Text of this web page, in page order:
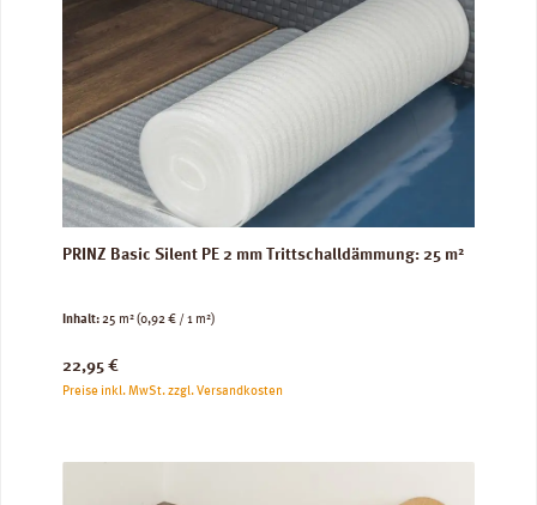
PRINZ Basic Silent PE 2 mm Trittschalldämmung: 25 m²
Inhalt:25 m²(0,92 € / 1 m²)
Regulärer Preis:
22,95 €
Preise inkl. MwSt. zzgl. Versandkosten